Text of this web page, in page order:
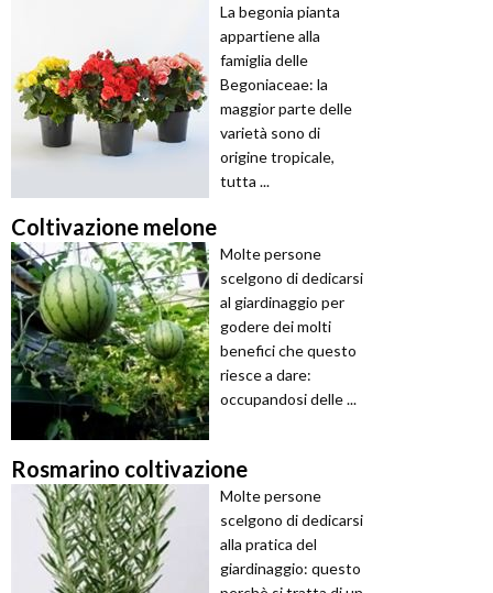
La begonia pianta
appartiene alla
famiglia delle
Begoniaceae: la
maggior parte delle
varietà sono di
origine tropicale,
tutta ...
Coltivazione melone
Molte persone
scelgono di dedicarsi
al giardinaggio per
godere dei molti
benefici che questo
riesce a dare:
occupandosi delle ...
Rosmarino coltivazione
Molte persone
scelgono di dedicarsi
alla pratica del
giardinaggio: questo